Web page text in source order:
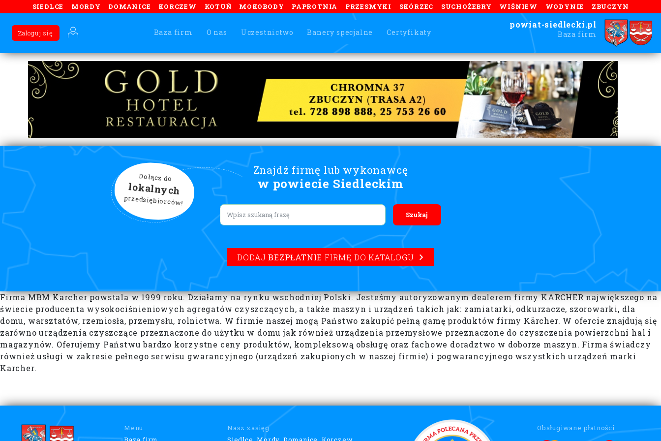
SIEDLCE MORDY DOMANICE KORCZEW KOTUŃ MOKOBODY PAPROTNIA PRZESMYKI SKÓRZEC SUCHOŻEBRY WIŚNIEW WODYNIE ZBUCZYN
Baza firm O nas Uczestnictwo Banery specjalne Certyfikaty
Zaloguj się
powiat-siedlecki.pl
Baza firm
Znajdź firmę lub wykonawcę
w powiecie Siedleckim
Dołącz do
lokalnych
przedsiębiorców!
Lorem ipsum
DODAJBEZPŁATNIE FIRMĘ DO KATALOGU
Firma MBM Karcher powstala w 1999 roku. Działamy na rynku wschodniej Polski. Jesteśmy autoryzowanym dealerem firmy KARCHER największego na
świecie producenta wysokociśnieniowych agregatów czyszczących, a także maszyn i urządzeń takich jak: zamiatarki, odkurzacze, szorowarki, dla
domu, warsztatów, rzemiosła, przemysłu, rolnictwa. W firmie naszej mogą Państwo zakupić pełną gamę produktów firmy Kärcher. W ofercie znajdują się
zarówno urządzenia czyszczące przeznaczone do użytku w domu jak również urządzenia przemysłowe przeznaczone do czyszczenia powierzchni hal i
magazynów. Oferujemy Państwu bardzo korzystne ceny produktów, kompleksową obsługę oraz fachowe doradztwo w doborze maszyn. Firma świadczy
również usługi w zakresie pełnego serwisu gwarancyjnego (urządzeń zakupionych w naszej firmie) i pogwarancyjnego wszystkich urządzeń marki
Karcher.
Menu
Nasz zasięg
Obsługiwane płatności